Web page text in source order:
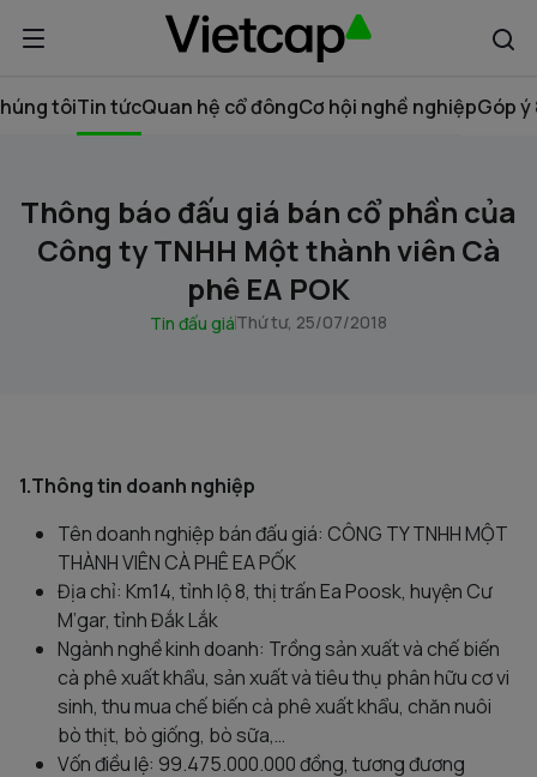
tôiTin tứcQuan hệ cổ đôngCơ hội nghề nghiệpGóp ý
Thông báo đấu giá bán cổ phần của
Công ty TNHH Một thành viên Cà
phê EA POK
Tin đấu giáThứ tư, 25/07/2018
1.Thông tin doanh nghiệp
Tên doanh nghiệp bán đấu giá: CÔNG TY TNHH MỘT
THÀNH VIÊN CÀ PHÊ EA PỐK
Địa chỉ: Km14, tỉnh lộ 8, thị trấn Ea Poosk, huyện Cư
M’gar, tỉnh Đắk Lắk
Ngành nghề kinh doanh: Trồng sản xuất và chế biến
cà phê xuất khẩu, sản xuất và tiêu thụ phân hữu cơ vi
sinh, thu mua chế biến cà phê xuất khẩu, chăn nuôi
bò thịt, bò giống, bò sữa,…
Vốn điều lệ: 99.475.000.000 đồng, tương đương